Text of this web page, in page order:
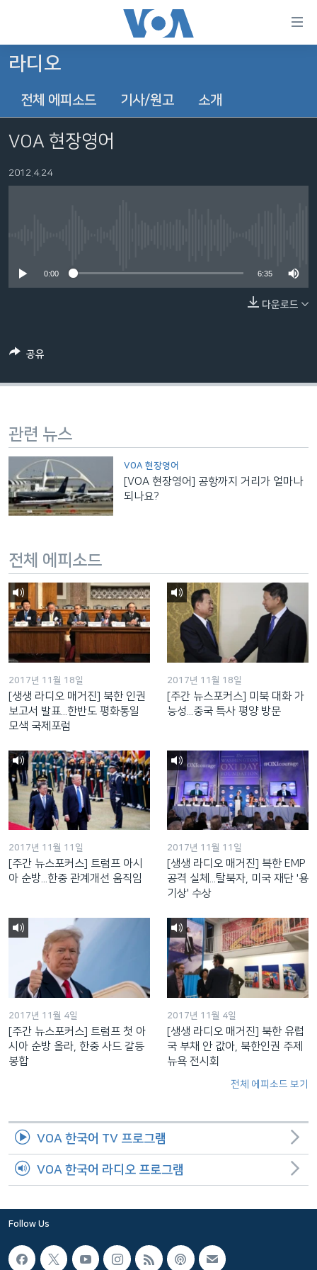
가
크
인
콘
이
로
이
검
색
이
등
한반도
세계
라디오
프로그램
FOLLOW US
라디오
전체 에피소드 기사/원고 소개
VOA 현장영어
2012.4.24
0:00 6:35
다운로드
공유
관련 뉴스
VOA 현장영어
[VOA 현장영어] 공항까지 거리가 얼마나
되나요?
전체 에피소드
2017년 11월 18일
[생생 라디오 매거진] 북한 인권
보고서 발표...한반도 평화통일
모색 국제포럼
2017년 11월 18일
[주간 뉴스포커스] 미북 대화 가
능성...중국 특사 평양 방문
2017년 11월 11일
[주간 뉴스포커스] 트럼프 아시
아 순방...한중 관계개선 움직임
2017년 11월 11일
[생생 라디오 매거진] 븍한 EMP
공격 실체...탈북자, 미국 재단 '용
기상' 수상
2017년 11월 4일
[주간 뉴스포커스] 트럼프 첫 아
시아 순방 올라, 한중 사드 갈등
봉합
2017년 11월 4일
[생생 라디오 매거진] 북한 유럽
국 부채 안 값아, 북한인권 주제
뉴욕 전시회
전체 에피소드 보기
VOA 한국어 TV 프로그램
VOA 한국어 라디오 프로그램
Follow Us